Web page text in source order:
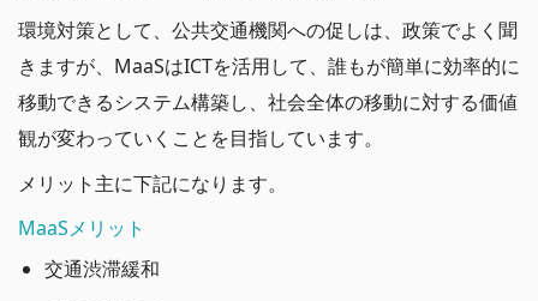
環境対策として、公共交通機関への促しは、政策でよく聞
きますが、MaaSはICTを活用して、誰もが簡単に効率的に
移動できるシステム構築し、社会全体の移動に対する価値
観が変わっていくことを目指しています。
メリット主に下記になります。
MaaSメリット
交通渋滞緩和